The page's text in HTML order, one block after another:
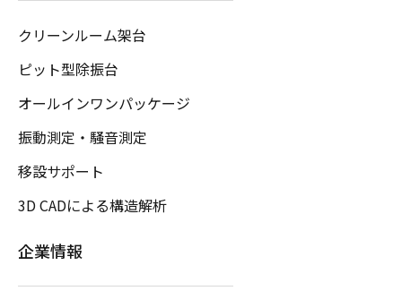
クリーンルーム架台
ピット型除振台
オールインワンパッケージ
振動測定・騒音測定
移設サポート
3D CADによる構造解析
企業情報